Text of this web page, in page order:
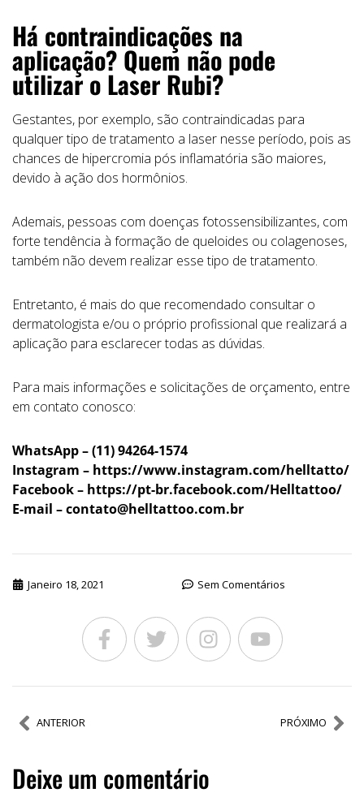
Há contraindicações na
aplicação? Quem não pode
utilizar o Laser Rubi?
Gestantes, por exemplo, são contraindicadas para
qualquer tipo de tratamento a laser nesse período, pois as
chances de hipercromia pós inflamatória são maiores,
devido à ação dos hormônios.
Ademais, pessoas com doenças fotossensibilizantes, com
forte tendência à formação de queloides ou colagenoses,
também não devem realizar esse tipo de tratamento.
Entretanto, é mais do que recomendado consultar o
dermatologista e/ou o próprio profissional que realizará a
aplicação para esclarecer todas as dúvidas.
Para mais informações e solicitações de orçamento, entre
em contato conosco:
WhatsApp – (11) 94264-1574
Instagram – https://www.instagram.com/helltatto/
Facebook – https://pt-br.facebook.com/Helltattoo/
E-mail –contato@helltattoo.com.br
Janeiro 18, 2021 Sem Comentários
ANTERIOR PRÓXIMO
Deixe um comentário